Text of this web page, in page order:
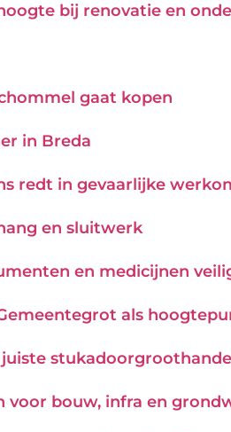
bij renovatie en
gaat kopen
in Breda
redt in gevaarlijke
en sluitwerk
en medicijnen
als
voor bouw, infra en